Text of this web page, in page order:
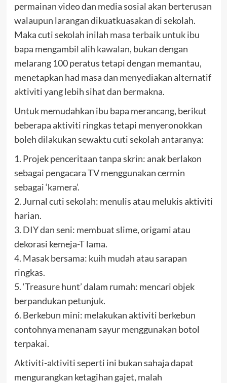
permainan video dan media sosial akan berterusan
walaupun larangan dikuatkuasakan di sekolah.
Maka cuti sekolah inilah masa terbaik untuk ibu
bapa mengambil alih kawalan, bukan dengan
melarang 100 peratus tetapi dengan memantau,
menetapkan had masa dan menyediakan alternatif
aktiviti yang lebih sihat dan bermakna.
Untuk memudahkan ibu bapa merancang, berikut
beberapa aktiviti ringkas tetapi menyeronokkan
boleh dilakukan sewaktu cuti sekolah antaranya:
1. Projek penceritaan tanpa skrin: anak berlakon
sebagai pengacara TV menggunakan cermin
sebagai ‘kamera’.
2. Jurnal cuti sekolah: menulis atau melukis aktiviti
harian.
3. DIY dan seni: membuat slime, origami atau
dekorasi kemeja-T lama.
4. Masak bersama: kuih mudah atau sarapan
ringkas.
5. ‘Treasure hunt’ dalam rumah: mencari objek
berpandukan petunjuk.
6. Berkebun mini: melakukan aktiviti berkebun
contohnya menanam sayur menggunakan botol
terpakai.
Aktiviti-aktiviti seperti ini bukan sahaja dapat
mengurangkan ketagihan gajet, malah